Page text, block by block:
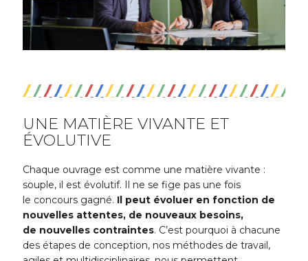
UNE MATIÈRE VIVANTE ET
ÉVOLUTIVE
Chaque ouvrage est comme une matière vivante :
souple, il est évolutif. Il ne se fige pas une fois
le concours gagné. Il peut évoluer en fonction de
nouvelles attentes, de nouveaux besoins,
de nouvelles contraintes. C’est pourquoi à chacune
des étapes de conception, nos méthodes de travail,